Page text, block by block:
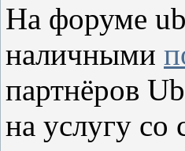
На форуме
наличными
партнёров
на услугу со